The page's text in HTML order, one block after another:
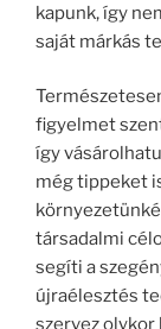
kapunk, így
saját márkás
figyelmet
így
még tippeket
társadalmi
segíti a
újraélesztés
szervez